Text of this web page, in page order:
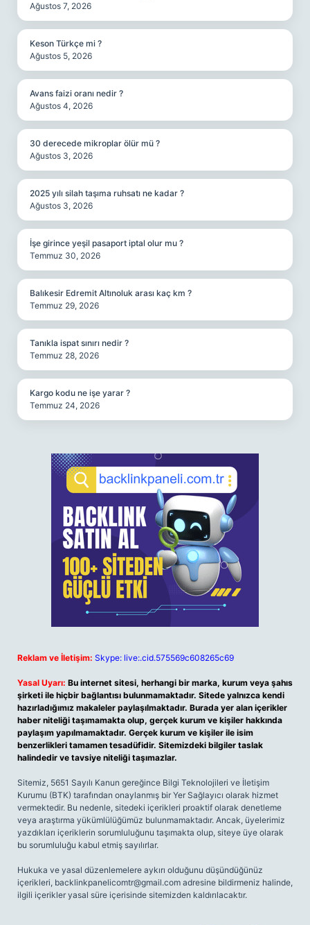
Ağustos 7, 2026
Keson Türkçe mi ?
Ağustos 5, 2026
Avans faizi oranı nedir ?
Ağustos 4, 2026
30 derecede mikroplar ölür mü ?
Ağustos 3, 2026
2025 yılı silah taşıma ruhsatı ne kadar ?
Ağustos 3, 2026
İşe girince yeşil pasaport iptal olur mu ?
Temmuz 30, 2026
Balıkesir Edremit Altınoluk arası kaç km ?
Temmuz 29, 2026
Tanıkla ispat sınırı nedir ?
Temmuz 28, 2026
Kargo kodu ne işe yarar ?
Temmuz 24, 2026
Reklam ve İletişim: Skype: live:.cid.575569c608265c69
Yasal Uyarı: Bu internet sitesi, herhangi bir marka, kurum veya şahıs
şirketi ile hiçbir bağlantısı bulunmamaktadır. Sitede yalnızca kendi
hazırladığımız makaleler paylaşılmaktadır. Burada yer alan içerikler
haber niteliği taşımamakta olup, gerçek kurum ve kişiler hakkında
paylaşım yapılmamaktadır. Gerçek kurum ve kişiler ile isim
benzerlikleri tamamen tesadüfidir. Sitemizdeki bilgiler taslak
halindedir ve tavsiye niteliği taşımazlar.
Sitemiz, 5651 Sayılı Kanun gereğince Bilgi Teknolojileri ve İletişim
Kurumu (BTK) tarafından onaylanmış bir Yer Sağlayıcı olarak hizmet
vermektedir. Bu nedenle, sitedeki içerikleri proaktif olarak denetleme
veya araştırma yükümlülüğümüz bulunmamaktadır. Ancak, üyelerimiz
yazdıkları içeriklerin sorumluluğunu taşımakta olup, siteye üye olarak
bu sorumluluğu kabul etmiş sayılırlar.
Hukuka ve yasal düzenlemelere aykırı olduğunu düşündüğünüz
içerikleri, backlinkpanelicomtr@gmail.com adresine bildirmeniz halinde,
ilgili içerikler yasal süre içerisinde sitemizden kaldırılacaktır.